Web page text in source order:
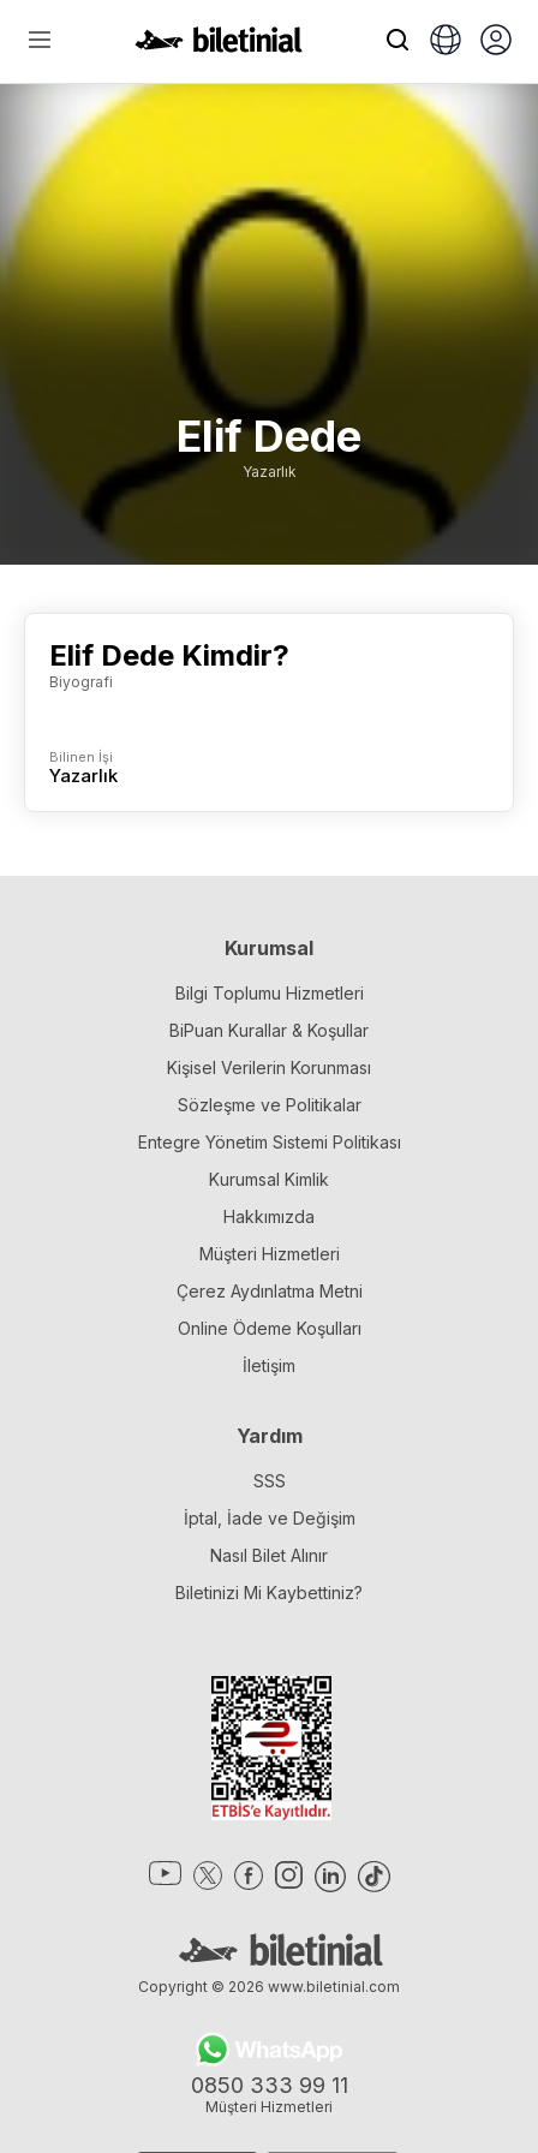
Elif Dede
Yazarlık
Elif Dede Kimdir?
Biyografi
Bilinen İşi
Yazarlık
Kurumsal
Bilgi Toplumu Hizmetleri
BiPuan Kurallar & Koşullar
Kişisel Verilerin Korunması
Sözleşme ve Politikalar
Entegre Yönetim Sistemi Politikası
Kurumsal Kimlik
Hakkımızda
Müşteri Hizmetleri
Çerez Aydınlatma Metni
Online Ödeme Koşulları
İletişim
Yardım
SSS
İptal, İade ve Değişim
Nasıl Bilet Alınır
Biletinizi Mi Kaybettiniz?
0850 333 99 11
Müşteri Hizmetleri
Copyright © 2026 www.biletinial.com